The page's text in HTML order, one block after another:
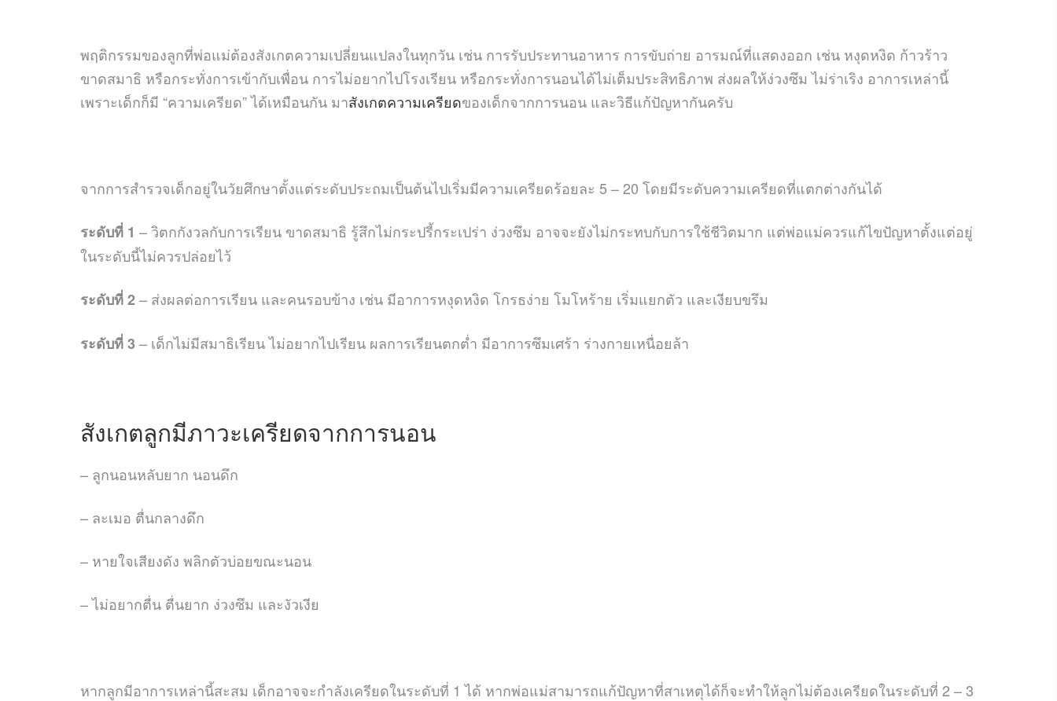
พฤติกรรมของลูกที่พ่อแม่ต้องสังเกตความเปลี่ยนแปลงในทุกวัน เช่น การรับประทานอาหาร การขับถ่าย อารมณ์ที่แสดงออก เช่น หงุดหงิด ก้าวร้าว
ขาดสมาธิ หรือกระทั่งการเข้ากับเพื่อน การไม่อยากไปโรงเรียน หรือกระทั่งการนอนได้ไม่เต็มประสิทธิภาพ ส่งผลให้ง่วงซึม ไม่ร่าเริง อาการเหล่านี้
เพราะเด็กก็มี “ความเครียด” ได้เหมือนกัน มาสังเกตความเครียดของเด็กจากการนอน และวิธีแก้ปัญหากันครับ
จากการสำรวจเด็กอยู่ในวัยศึกษาตั้งแต่ระดับประถมเป็นต้นไปเริ่มมีความเครียดร้อยละ 5 – 20 โดยมีระดับความเครียดที่แตกต่างกันได้
ระดับที่ 1 – วิตกกังวลกับการเรียน ขาดสมาธิ รู้สึกไม่กระปรี้กระเปร่า ง่วงซึม อาจจะยังไม่กระทบกับการใช้ชีวิตมาก แต่พ่อแม่ควรแก้ไขปัญหาตั้งแต่อยู่
ในระดับนี้ไม่ควรปล่อยไว้
ระดับที่ 2– ส่งผลต่อการเรียน และคนรอบข้าง เช่น มีอาการหงุดหงิด โกรธง่าย โมโหร้าย เริ่มแยกตัว และเงียบขรึม
ระดับที่ 3– เด็กไม่มีสมาธิเรียน ไม่อยากไปเรียน ผลการเรียนตกต่ำ มีอาการซึมเศร้า ร่างกายเหนื่อยล้า
สังเกตลูกมีภาวะเครียดจากการนอน
– ลูกนอนหลับยาก นอนดึก
– ละเมอ ตื่นกลางดึก
– หายใจเสียงดัง พลิกตัวบ่อยขณะนอน
– ไม่อยากตื่น ตื่นยาก ง่วงซึม และงัวเงีย
หากลูกมีอาการเหล่านี้สะสม เด็กอาจจะกำลังเครียดในระดับที่ 1 ได้ หากพ่อแม่สามารถแก้ปัญหาที่สาเหตุได้ก็จะทำให้ลูกไม่ต้องเครียดในระดับที่ 2 – 3